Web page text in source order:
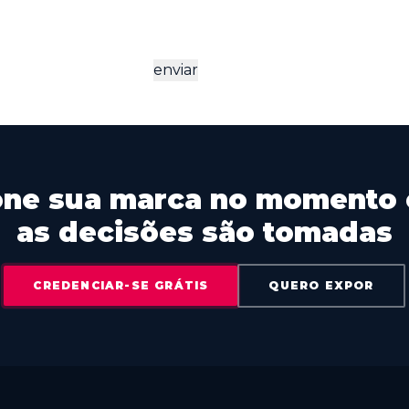
enviar
sua marca no momento
as decisões são tomadas
CREDENCIAR-SE GRÁTIS QUERO EXPOR